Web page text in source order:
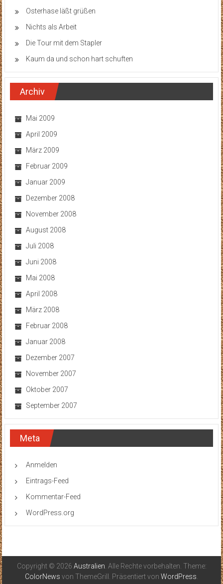
Osterhase läßt grüßen
Nichts als Arbeit
Die Tour mit dem Stapler
Kaum da und schon hart schuften
Archiv
Mai 2009
April 2009
März 2009
Februar 2009
Januar 2009
Dezember 2008
November 2008
August 2008
Juli 2008
Juni 2008
Mai 2008
April 2008
März 2008
Februar 2008
Januar 2008
Dezember 2007
November 2007
Oktober 2007
September 2007
Meta
Anmelden
Eintrags-Feed
Kommentar-Feed
WordPress.org
Copyright © 2026 Australien. Alle Rechte vorbehalten. Theme:
ColorNews von ThemeGrill. Präsentiert von WordPress.